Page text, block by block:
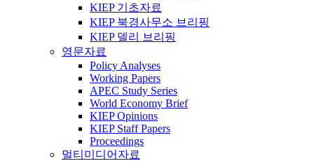
KIEP 기초자료
KIEP 북경사무소 브리핑
KIEP 델리 브리핑
영문자료
Policy Analyses
Working Papers
APEC Study Series
World Economy Brief
KIEP Opinions
KIEP Staff Papers
Proceedings
멀티미디어자료